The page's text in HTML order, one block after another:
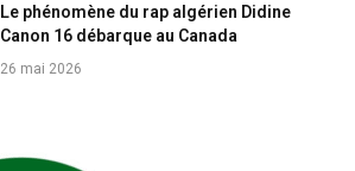
Le phénomène du rap algérien Didine
Canon 16 débarque au Canada
26 mai 2026